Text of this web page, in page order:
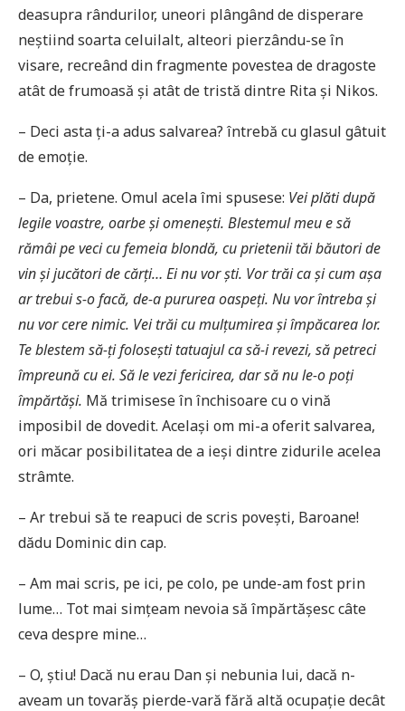
deasupra rândurilor, uneori plângând de disperare
neștiind soarta celuilalt, alteori pierzându-se în
visare, recreând din fragmente povestea de dragoste
atât de frumoasă și atât de tristă dintre Rita și Nikos.
– Deci asta ți-a adus salvarea? întrebă cu glasul gâtuit
de emoție.
– Da, prietene. Omul acela îmi spusese: Vei plăti după
legile voastre, oarbe şi omeneşti. Blestemul meu e să
rămâi pe veci cu femeia blondă, cu prietenii tăi băutori de
vin şi jucători de cărţi… Ei nu vor şti. Vor trăi ca şi cum aşa
ar trebui s-o facă, de-a pururea oaspeţi. Nu vor întreba şi
nu vor cere nimic. Vei trăi cu mulţumirea şi împăcarea lor.
Te blestem să-ţi foloseşti tatuajul ca să-i revezi, să petreci
împreună cu ei. Să le vezi fericirea, dar să nu le-o poţi
împărtăşi. Mă trimisese în închisoare cu o vină
imposibil de dovedit. Același om mi-a oferit salvarea,
ori măcar posibilitatea de a ieși dintre zidurile acelea
strâmte.
– Ar trebui să te reapuci de scris povești, Baroane!
dădu Dominic din cap.
– Am mai scris, pe ici, pe colo, pe unde-am fost prin
lume… Tot mai simțeam nevoia să împărtășesc câte
ceva despre mine…
– O, știu! Dacă nu erau Dan și nebunia lui, dacă n-
aveam un tovarăș pierde-vară fără altă ocupație decât